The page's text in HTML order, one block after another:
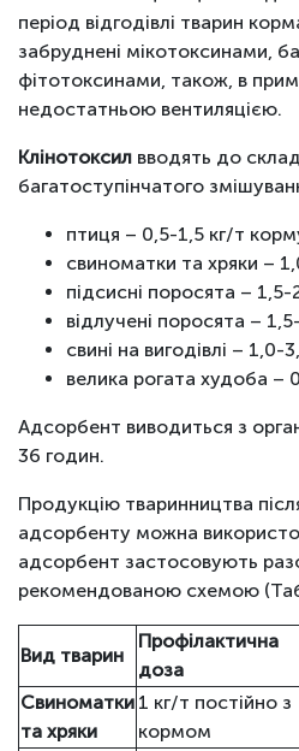
період відгодівлі тварин
забруднені мікотоксинами,
фітотоксинами, також, в
недостатньою вентиляцією.
Клінотоксил вводять до
багатоступінчатого
птиця – 0,5-1,5 кг/т
свиноматки та хряки –
підсисні поросята –
відлучені поросята –
свині на вигодівлі –
велика рогата худоба –
Адсорбент виводиться з
36 годин.
Продукцію тваринництва
адсорбенту можна
адсорбент застосовують
рекомендованою схемою
Вид тварин
Профілактична
доза
Свиноматки
та хряки
1 кг/т постійно з
кормом